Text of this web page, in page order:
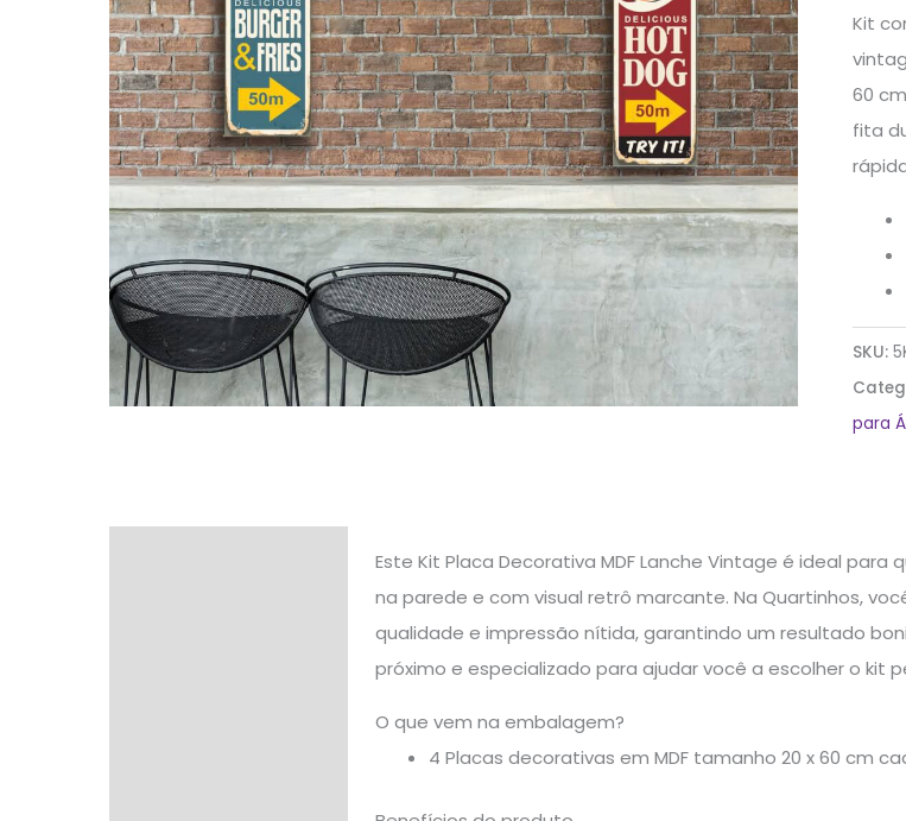
Kit
60
fita
SKU:
para
Este Kit Placa Decorativa MDF Lanche Vintage é ideal
na parede e com visual retrô marcante. Na Quartinhos,
qualidade e impressão nítida, garantindo um resultado
próximo e especializado para ajudar você a escolher o kit
O que vem na embalagem?
4 Placas decorativas em MDF tamanho 20 x 60 cm